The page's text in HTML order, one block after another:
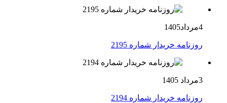
4مرداد1405
روزنامه خریدار شماره 2195
3مرداد 1405
روزنامه خریدار شماره 2194